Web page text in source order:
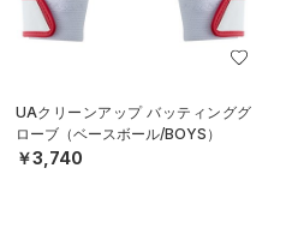
UAクリーンアップ バッティンググ
ローブ（ベースボール/BOYS）
￥3,740